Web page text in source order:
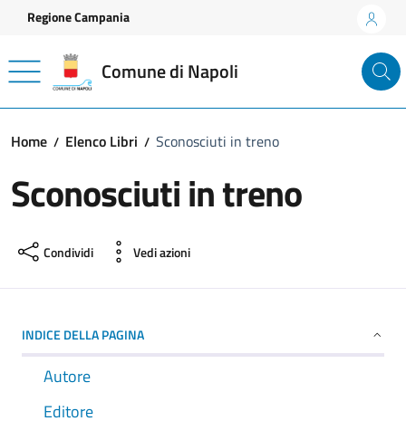
Vai ai contenuti
Vai al footer
Regione Campania
Comune di Napoli
Home Elenco Libri Sconosciuti in treno
Sconosciuti in treno
Condividi Vedi azioni
INDICE DELLA PAGINA
Autore
Editore